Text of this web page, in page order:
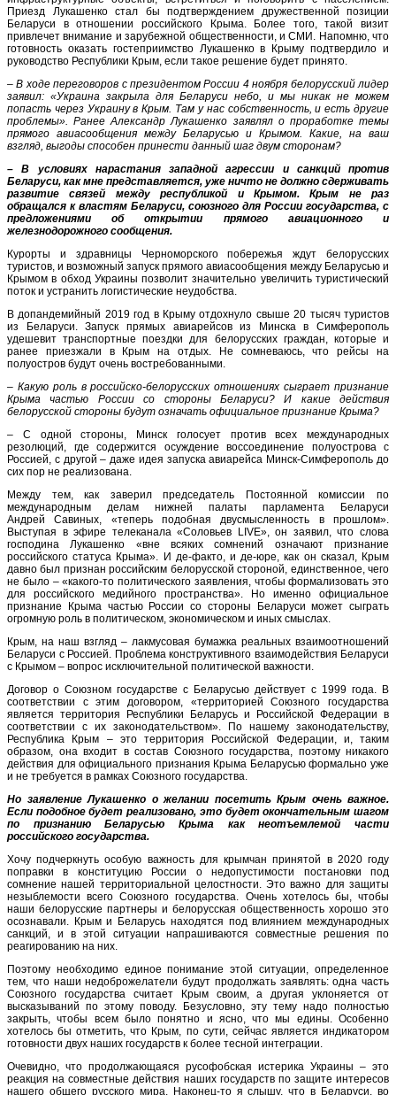
Приезд Лукашенко стал бы подтверждением дружественной позиции
Беларуси в отношении российского Крыма. Более того, такой визит
привлечет внимание и зарубежной общественности, и СМИ. Напомню, что
готовность оказать гостеприимство Лукашенко в Крыму подтвердило и
руководство Республики Крым, если такое решение будет принято.
–В ходе переговоров с президентом России 4 ноября белорусский лидер
заявил: «Украина закрыла для Беларуси небо, и мы никак не можем
попасть через Украину в Крым. Там у нас собственность, и есть другие
проблемы». Ранее Александр Лукашенко заявлял о проработке темы
прямого авиасообщения между Беларусью и Крымом. Какие, на ваш
взгляд, выгоды способен принести данный шаг двум сторонам?
– В условиях нарастания западной агрессии и санкций против
Беларуси, как мне представляется, уже ничто не должно сдерживать
развитие связей между республикой и Крымом. Крым не раз
обращался к властям Беларуси, союзного для России государства, с
предложениями об открытии прямого авиационного и
железнодорожного сообщения.
Курорты и здравницы Черноморского побережья ждут белорусских
туристов, и возможный запуск прямого авиасообщения между Беларусью и
Крымом в обход Украины позволит значительно увеличить туристический
поток и устранить логистические неудобства.
В допандемийный 2019 год в Крыму отдохнуло свыше 20 тысяч туристов
из Беларуси. Запуск прямых авиарейсов из Минска в Симферополь
удешевит транспортные поездки для белорусских граждан, которые и
ранее приезжали в Крым на отдых. Не сомневаюсь, что рейсы на
полуостров будут очень востребованными.
– Какую роль в российско-белорусских отношениях сыграет признание
Крыма частью России со стороны Беларуси? И какие действия
белорусской стороны будут означать официальное признание Крыма?
– С одной стороны, Минск голосует против всех международных
резолюций, где содержится осуждение воссоединение полуострова с
Россией, с другой – даже идея запуска авиарейса Минск-Симферополь до
сих пор не реализована.
Между тем, как заверил председатель Постоянной комиссии по
международным делам нижней палаты парламента Беларуси
Андрей Савиных, «теперь подобная двусмысленность в прошлом».
Выступая в эфире телеканала «Соловьев LIVE», он заявил, что слова
господина Лукашенко «вне всяких сомнений означают признание
российского статуса Крыма». И де-факто, и де-юре, как он сказал, Крым
давно был признан российским белорусской стороной, единственное, чего
не было – «какого-то политического заявления, чтобы формализовать это
для российского медийного пространства». Но именно официальное
признание Крыма частью России со стороны Беларуси может сыграть
огромную роль в политическом, экономическом и иных смыслах.
Крым, на наш взгляд – лакмусовая бумажка реальных взаимоотношений
Беларуси с Россией. Проблема конструктивного взаимодействия Беларуси
с Крымом – вопрос исключительной политической важности.
Договор о Союзном государстве с Беларусью действует с 1999 года. В
соответствии с этим договором, «территорией Союзного государства
является территория Республики Беларусь и Российской Федерации в
соответствии с их законодательством». По нашему законодательству,
Республика Крым – это территория Российской Федерации, и, таким
образом, она входит в состав Союзного государства, поэтому никакого
действия для официального признания Крыма Беларусью формально уже
и не требуется в рамках Союзного государства.
Но заявление Лукашенко о желании посетить Крым очень важное.
Если подобное будет реализовано, это будет окончательным шагом
по признанию Беларусью Крыма как неотъемлемой части
российского государства.
Хочу подчеркнуть особую важность для крымчан принятой в 2020 году
поправки в конституцию России о недопустимости постановки под
сомнение нашей территориальной целостности. Это важно для защиты
незыблемости всего Союзного государства. Очень хотелось бы, чтобы
наши белорусские партнеры и белорусская общественность хорошо это
осознавали. Крым и Беларусь находятся под влиянием международных
санкций, и в этой ситуации напрашиваются совместные решения по
реагированию на них.
Поэтому необходимо единое понимание этой ситуации, определенное
тем, что наши недоброжелатели будут продолжать заявлять: одна часть
Союзного государства считает Крым своим, а другая уклоняется от
высказываний по этому поводу. Безусловно, эту тему надо полностью
закрыть, чтобы всем было понятно и ясно, что мы едины. Особенно
хотелось бы отметить, что Крым, по сути, сейчас является индикатором
готовности двух наших государств к более тесной интеграции.
Очевидно, что продолжающаяся русофобская истерика Украины – это
реакция на совместные действия наших государств по защите интересов
нашего общего русского мира. Наконец-то я слышу, что в Беларуси, во